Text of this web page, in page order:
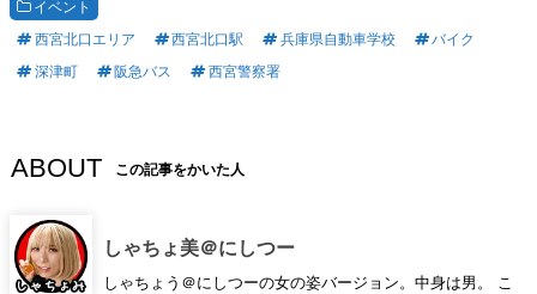
イベント
西宮北口エリア
西宮北口駅 兵庫県自動車学校
バイク
深津町
阪急バス 西宮警察署
ABOUT この記事をかいた人
しゃちょ美＠にしつー
しゃちょう＠にしつーの女の姿バージョン。中身は男。 こ